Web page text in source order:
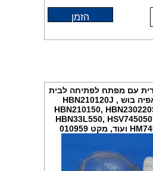
הזמן
עם מפתח לפתיחה לבית
מנורה לתנור אפיה בוש HBN210120J ,
HBN210150,
HBN33L550,